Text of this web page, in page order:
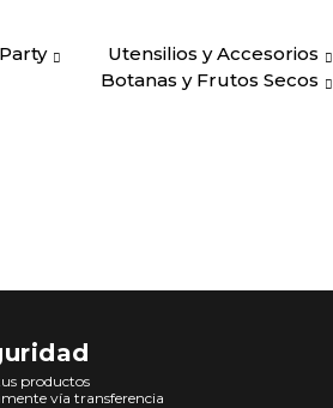
Utensilios y Accesorios
Botanas y Frutos Secos
productos
vía transferencia